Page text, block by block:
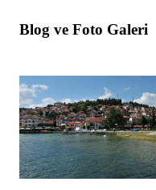
Blog ve Foto Galeri